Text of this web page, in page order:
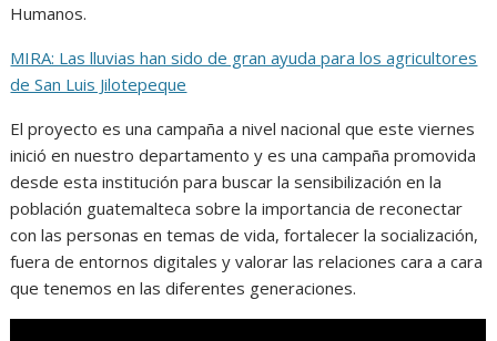
Humanos.
MIRA: Las lluvias han sido de gran ayuda para los agricultores
de San Luis Jilotepeque
El proyecto es una campaña a nivel nacional que este viernes
inició en nuestro departamento y es una campaña promovida
desde esta institución para buscar la sensibilización en la
población guatemalteca sobre la importancia de reconectar
con las personas en temas de vida, fortalecer la socialización,
fuera de entornos digitales y valorar las relaciones cara a cara
que tenemos en las diferentes generaciones.